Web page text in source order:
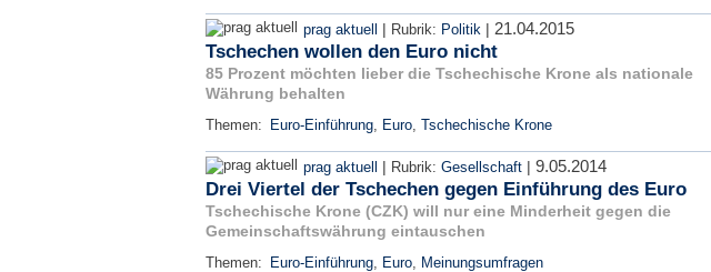
prag aktuell | Rubrik: Politik | 21.04.2015
Tschechen wollen den Euro nicht
85 Prozent möchten lieber die Tschechische Krone als nationale
Währung behalten
Themen: Euro-Einführung, Euro, Tschechische Krone
prag aktuell | Rubrik: Gesellschaft | 9.05.2014
Drei Viertel der Tschechen gegen Einführung des Euro
Tschechische Krone (CZK) will nur eine Minderheit gegen die
Gemeinschaftswährung eintauschen
Themen: Euro-Einführung, Euro, Meinungsumfragen